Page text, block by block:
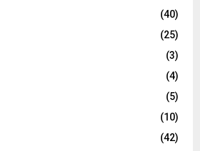
(40)
(25)
(3)
(4)
(5)
(10)
(42)